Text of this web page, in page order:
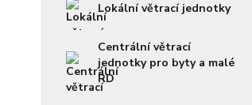
Lokální větrací jednotky
Centrální větrací
jednotky pro byty a malé
RD